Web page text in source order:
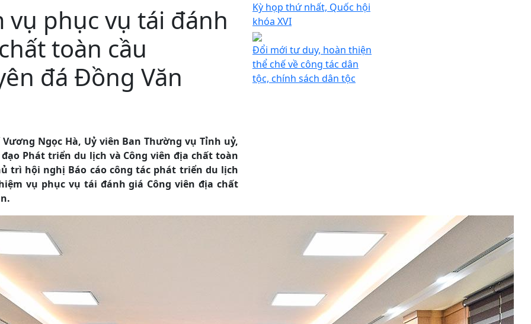
vụ phục vụ tái đánh
toàn cầu
đá Đồng Văn
Ngọc Hà, Uỷ viên Ban Thường vụ Tỉnh uỷ,
Phát triển du lịch và Công viên địa chất toàn
trì hội nghị Báo cáo công tác phát triển du lịch
vụ phục vụ tái đánh giá Công viên địa chất
Kỳ họp thứ nhất, Quốc hội
khóa XVI
Đổi mới tư duy, hoàn thiện
thể chế về công tác dân
tộc, chính sách dân tộc